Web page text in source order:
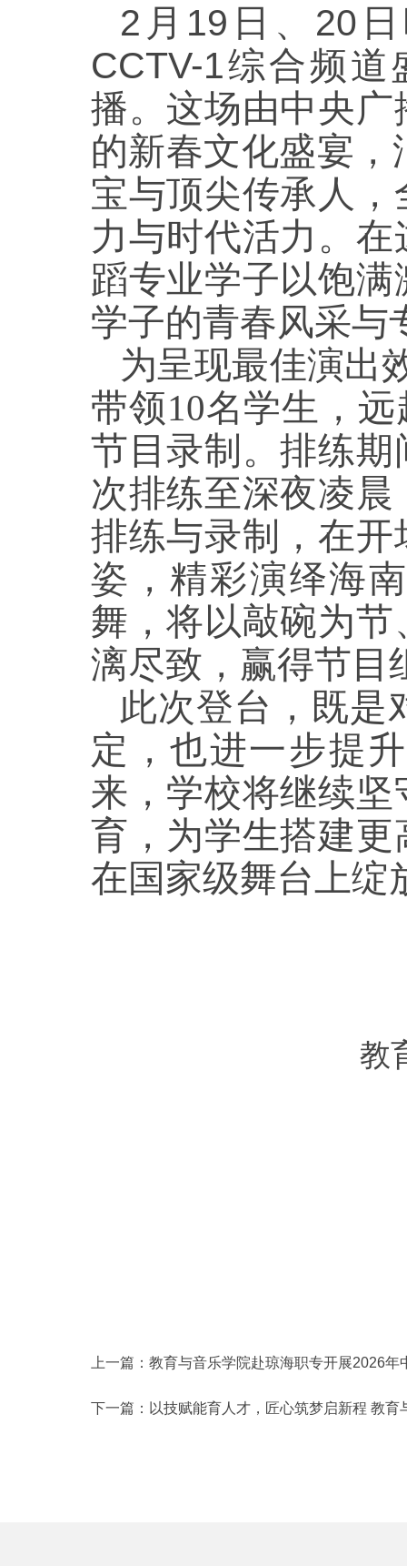
2月19日、20
CCTV-1综合频
播。这场由中央
的新春文化盛宴
宝与顶尖传承人
力与时代活力。
蹈专业学子以饱
学子的青春风采与
为呈现最佳演出
带领10名学生，
节目录制。排练
次排练至深夜凌
排练与录制，在
姿，精彩演绎海
舞，将以敲碗为
漓尽致，赢得节目
此次登台，既是
定，也进一步提
来，学校将继续
育，为学生搭建
在国家级舞台上绽
教
上一篇： 教育与音乐学院赴琼海职专开展2026年
下一篇： 以技赋能育人才，匠心筑梦启新程 教育